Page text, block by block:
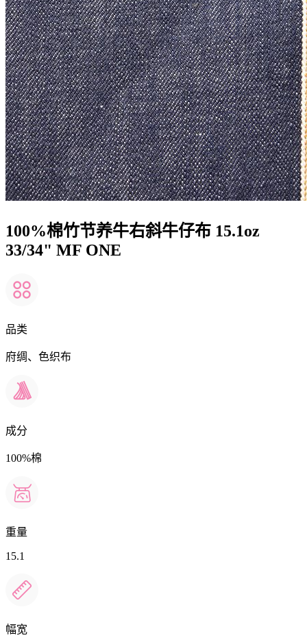
100%棉竹节养牛右斜牛仔布 15.1oz
33/34" MF ONE
品类
府绸、色织布
成分
100%棉
重量
15.1
幅宽